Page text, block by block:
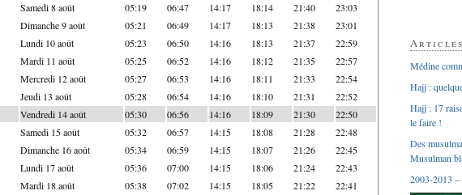
Samedi 8 août 05:19 06:47 14:17 18:14 21:40 23:03
Dimanche 9 août 05:21 06:49 14:17 18:13 21:38 23:01
Lundi 10 août 05:23 06:50 14:16 18:13 21:37 22:59
Mardi 11 août 05:25 06:52 14:16 18:12 21:35 22:57
Mercredi 12 août 05:27 06:53 14:16 18:11 21:33 22:54
Jeudi 13 août 05:28 06:54 14:16 18:10 21:31 22:52
Vendredi 14 août 05:30 06:56 14:16 18:09 21:30 22:50
Samedi 15 août 05:32 06:57 14:15 18:08 21:28 22:48
Dimanche 16 août 05:34 06:59 14:15 18:07 21:26 22:45
Lundi 17 août 05:36 07:00 14:15 18:06 21:24 22:43
Mardi 18 août 05:38 07:02 14:15 18:05 21:22 22:41
Médine
Hajj :
Hajj : 17
le faire !
Des
Musulman
2003-2013 –